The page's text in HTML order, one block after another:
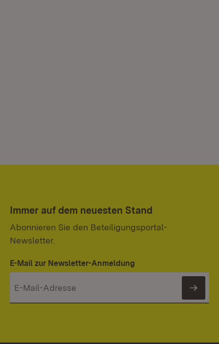
Immer auf dem neuesten Stand
Abonnieren Sie den Beteiligungsportal-
Newsletter.
E-Mail zur Newsletter-Anmeldung